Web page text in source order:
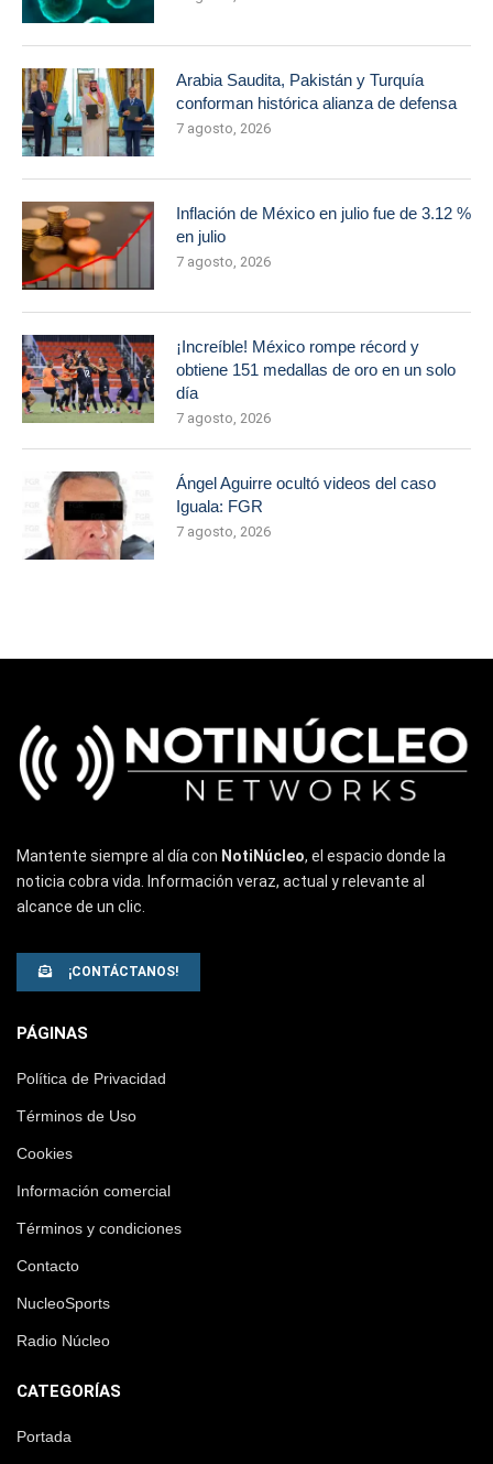
Arabia Saudita, Pakistán y Turquía
conforman histórica alianza de defensa
7 agosto, 2026
Inflación de México en julio fue de 3.12 %
en julio
7 agosto, 2026
¡Increíble! México rompe récord y
obtiene 151 medallas de oro en un solo
día
7 agosto, 2026
Ángel Aguirre ocultó videos del caso
Iguala: FGR
7 agosto, 2026
Mantente siempre al día con NotiNúcleo, el espacio donde la
noticia cobra vida. Información veraz, actual y relevante al
alcance de un clic.
¡CONTÁCTANOS!
PÁGINAS
Política de Privacidad
Términos de Uso
Cookies
Información comercial
Términos y condiciones
Contacto
NucleoSports
Radio Núcleo
CATEGORÍAS
Portada